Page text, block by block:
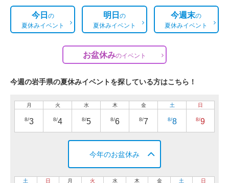
今日の
夏休みイベント
明日の
夏休みイベント
今週末の
夏休みイベント
お盆休みのイベント
今週の岩手県の夏休みイベントを探している方はこちら！
月
8/3
火
8/4
水
8/5
木
8/6
金
8/7
土
8/8
日
8/9
今年のお盆休み
土 日 月 火 水 木 金 土 日